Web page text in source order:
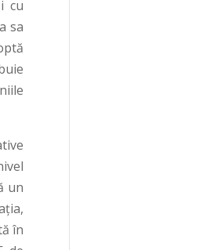
cu
sa
un
în